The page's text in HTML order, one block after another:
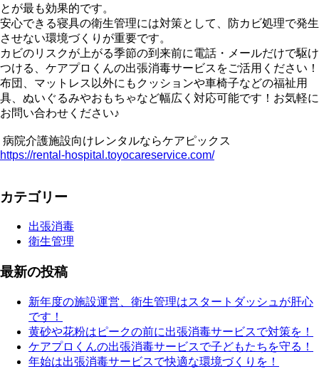
とが最も効果的です。
安心できる寝具の衛生管理には対策として、防カビ処理で発生
させない環境づくりが重要です。
カビのリスクが上がる季節の到来前に電話・メールだけで駆け
つける、ケアプロくんの出張消毒サービスをご活用ください！
布団、マットレス以外にもクッションや車椅子などの福祉用
具、ぬいぐるみやおもちゃなど幅広く対応可能です！お気軽に
お問い合わせください♪
病院介護施設向けレンタルならケアピックス
https://rental-hospital.toyocareservice.com/
カテゴリー
出張消毒
衛生管理
最新の投稿
新年度の施設運営、衛生管理はスタートダッシュが肝心
です！
黄砂や花粉はピークの前に出張消毒サービスで対策を！
ケアプロくんの出張消毒サービスで子どもたちを守る！
年始は出張消毒サービスで快適な環境づくりを！